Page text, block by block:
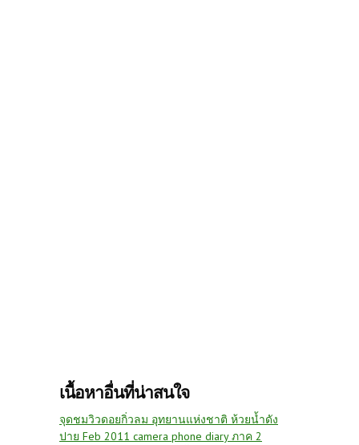
เนื้อหาอื่นที่น่าสนใจ
จุดชมวิวดอยกิ่วลม อุทยานแห่งชาติ ห้วยน้ำดัง
ปาย Feb 2011 camera phone diary ภาค 2